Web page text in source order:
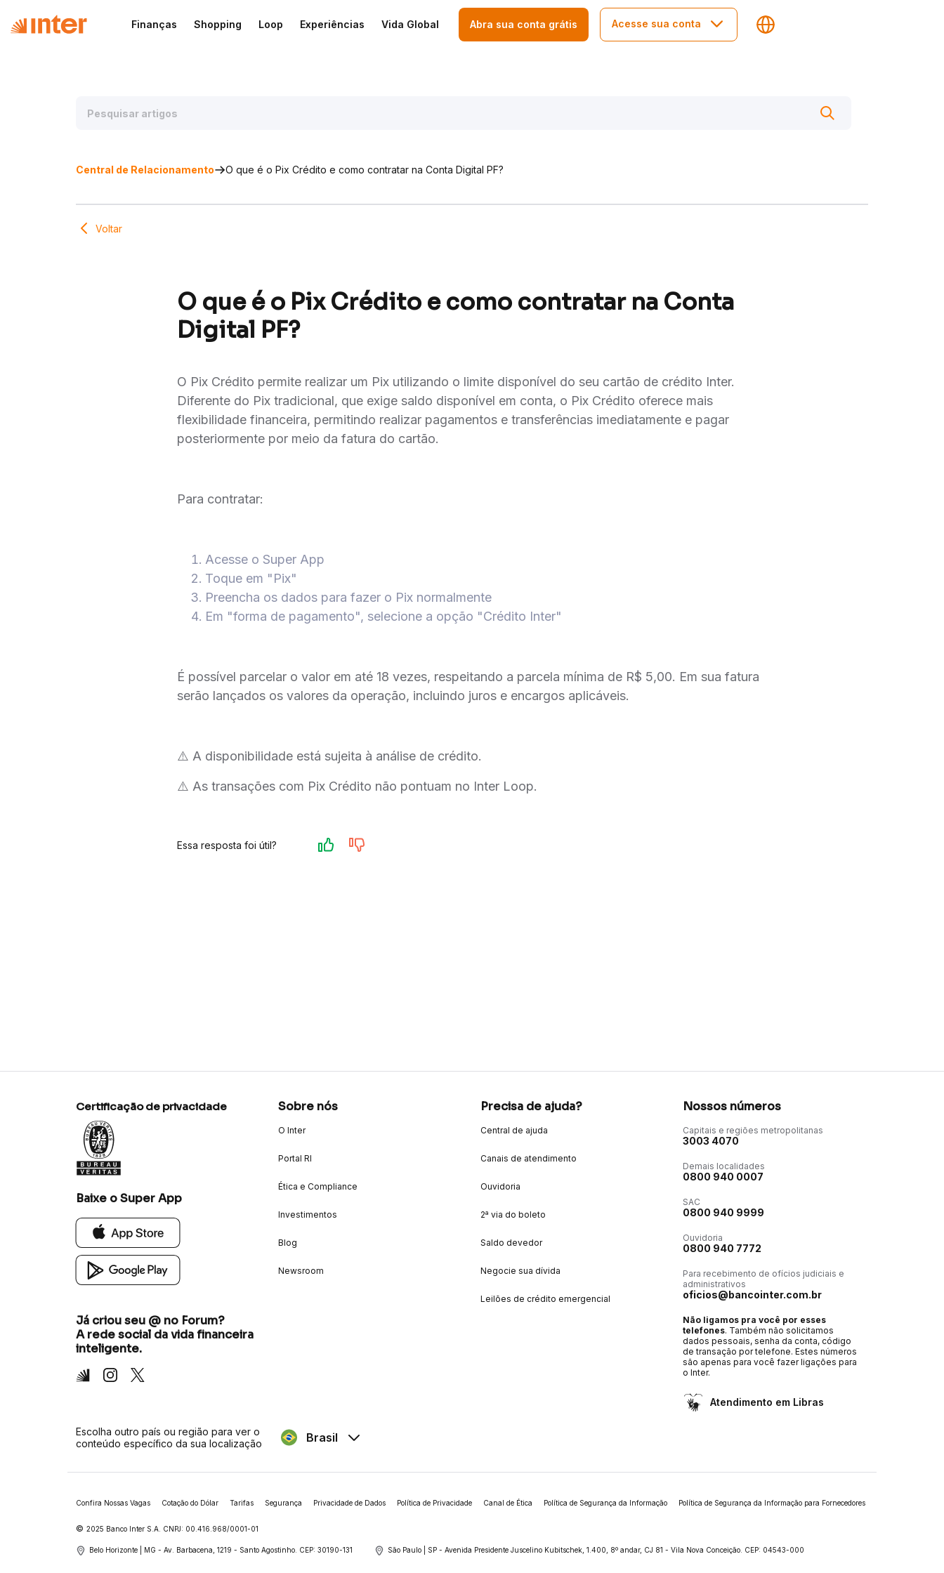
Finanças Shopping Loop Experiências Vida Global Abra sua conta grátis Acesse sua conta
Central de Relacionamento O que é o Pix Crédito e como contratar na Conta Digital PF?
Voltar
O que é o Pix Crédito e como contratar na Conta
Digital PF?
O Pix Crédito permite realizar um Pix utilizando o limite disponível do seu cartão de crédito Inter.
Diferente do Pix tradicional, que exige saldo disponível em conta, o Pix Crédito oferece mais
flexibilidade financeira, permitindo realizar pagamentos e transferências imediatamente e pagar
posteriormente por meio da fatura do cartão.
Para contratar:
Acesse o Super App
Toque em "Pix"
Preencha os dados para fazer o Pix normalmente
Em "forma de pagamento", selecione a opção "Crédito Inter"
É possível parcelar o valor em até 18 vezes, respeitando a parcela mínima de R$ 5,00. Em sua fatura
serão lançados os valores da operação, incluindo juros e encargos aplicáveis.
⚠️ A disponibilidade está sujeita à análise de crédito.
⚠️ As transações com Pix Crédito não pontuam no Inter Loop.
Essa resposta foi útil?
Certificação de privacidade
Baixe o Super App
Já criou seu @ no Forum?
A rede social da vida financeira
inteligente.
Inter Instagram
X
Sobre nós
O Inter
Portal RI
Ética e Compliance
Investimentos
Blog
Newsroom
Precisa de ajuda?
Central de ajuda
Canais de atendimento
Ouvidoria
2ª via do boleto
Saldo devedor
Negocie sua dívida
Leilões de crédito emergencial
Nossos números
Capitais e regiões metropolitanas
3003 4070
Demais localidades
0800 940 0007
SAC
0800 940 9999
Ouvidoria
0800 940 7772
Para recebimento de ofícios judiciais e
administrativos
oficios@bancointer.com.br
Não ligamos pra você por esses
telefones. Também não solicitamos
dados pessoais, senha da conta, código
de transação por telefone. Estes números
são apenas para você fazer ligações para
o Inter.
Atendimento em Libras
Escolha outro país ou região para ver o
conteúdo específico da sua localização
Brasil
Confira Nossas Vagas Cotação do Dólar Tarifas Segurança Privacidade de Dados Política de Privacidade Canal de Ética Política de Segurança da Informação Política de Segurança da Informação para Fornecedores
© 2025 Banco Inter S.A. CNPJ: 00.416.968/0001-01
Belo Horizonte | MG - Av. Barbacena, 1219 - Santo Agostinho. CEP: 30190-131 São Paulo | SP - Avenida Presidente Juscelino Kubitschek, 1.400, 8º andar, CJ 81 - Vila Nova Conceição. CEP: 04543-000